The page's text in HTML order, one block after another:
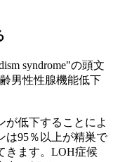
syndrome"の頭文
男性性腺機能低下
が低下することによ
は95％以上が精巣で
きます。LOH症候